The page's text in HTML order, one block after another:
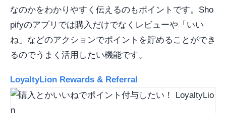
なのかをわかりやすく伝えるのもポイントです。Sho
pifyのアプリでは購入だけでなくレビューや「いい
ね」などのアクションでポイントを貯めることができ
るのでうまく活用したい機能です。
LoyaltyLion Rewards & Referral